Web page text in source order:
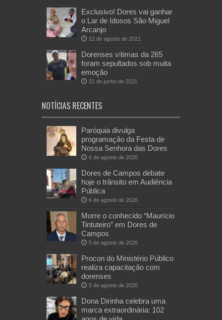
Exclusivo! Dores vai ganhar
o Lar de Idosos São Miguel
Arcanjo
12 de agosto de 2021
Dorenses vítimas da 265
foram sepultados sob muita
emoção
21 de junho de 2021
NOTÍCIAS RECENTES
Paróquia divulga
programação da Festa de
Nossa Senhora das Dores
6 de agosto de 2026
Dores de Campos debate
hoje o trânsito em Audiência
Pública
6 de agosto de 2026
Morre o conhecido “Maurício
Tintuteiro” em Dores de
Campos
5 de agosto de 2026
Procon do Ministério Público
realiza capacitação com
dorenses
5 de agosto de 2026
Dona Dirinha celebra uma
marca extraordinária: 102